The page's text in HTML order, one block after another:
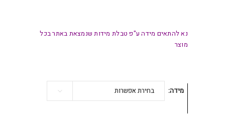
נא להתאים מידה ע"פ טבלת מידות שנמצאת באתר בכל
מוצר
מידה בחירת אפשרות